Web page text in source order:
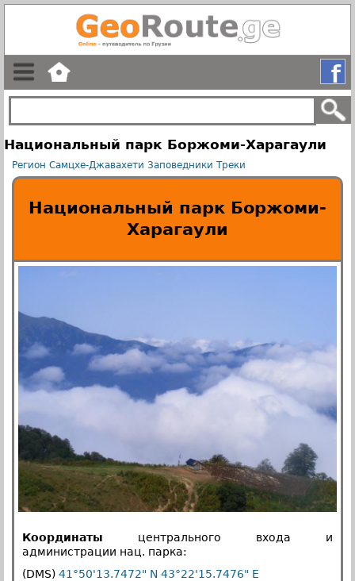
Национальный парк Боржоми-Харагаули
Регион Самцхе-Джавахети Заповедники Треки
Национальный парк Боржоми-
Харагаули
Координаты центрального входа и
администрации нац. парка:
(DMS) 41°50'13.7472" N 43°22'15.7476" E